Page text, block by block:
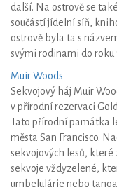
další. Na ostrově se
součástí jídelní síň,
ostrově byla ta s
svými rodinami do roku
Muir Woods
Sekvojový háj Muir
v přírodní rezervaci
Tato přírodní památka
města San Francisco.
sekvojových lesů, které
sekvoje vždyzelené,
umbelulárie nebo